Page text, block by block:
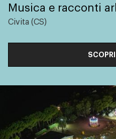
Musica e racconti
Civita (CS)